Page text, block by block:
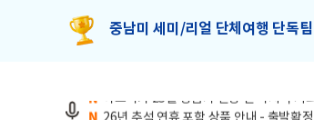
중남미 세미/리얼 단체여행 단독
N 26년 추석 연휴 포함 상품 안내 - 출발확